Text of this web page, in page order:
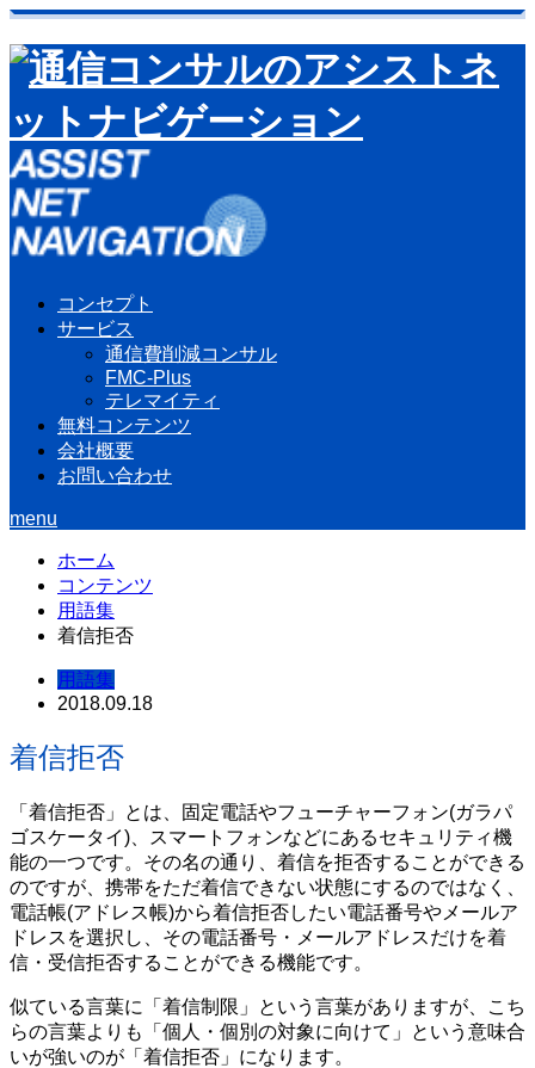
コンセプト
サービス
通信費削減コンサル
FMC-Plus
テレマイティ
無料コンテンツ
会社概要
お問い合わせ
menu
ホーム
コンテンツ
用語集
着信拒否
用語集
2018.09.18
着信拒否
「着信拒否」とは、固定電話やフューチャーフォン(ガラパ
ゴスケータイ)、スマートフォンなどにあるセキュリティ機
能の一つです。その名の通り、着信を拒否することができる
のですが、携帯をただ着信できない状態にするのではなく、
電話帳(アドレス帳)から着信拒否したい電話番号やメールア
ドレスを選択し、その電話番号・メールアドレスだけを着
信・受信拒否することができる機能です。
似ている言葉に「着信制限」という言葉がありますが、こち
らの言葉よりも「個人・個別の対象に向けて」という意味合
いが強いのが「着信拒否」になります。